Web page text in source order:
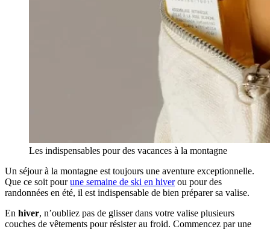
Les indispensables pour des vacances à la montagne
Un séjour à la montagne est toujours une aventure exceptionnelle.
Que ce soit pourune semaine de ski en hiverou pour des
randonnées en été, il est indispensable de bien préparer sa valise.
En hiver, n’oubliez pas de glisser dans votre valise plusieurs
couches de vêtements pour résister au froid. Commencez par une